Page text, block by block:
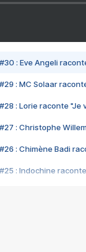
#30 : Eve Angeli
#29 : MC Solaar
#28 : Lorie raconte "Je
#27 : Christophe
#26 : Chimène Badi
#25 : Indochine